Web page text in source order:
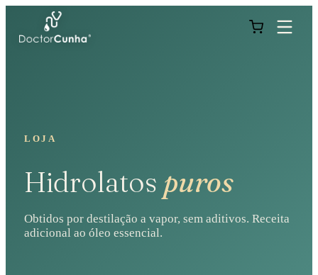
LOJA
Hidrolatos puros
Obtidos por destilação a vapor, sem aditivos. Receita
adicional ao óleo essencial.